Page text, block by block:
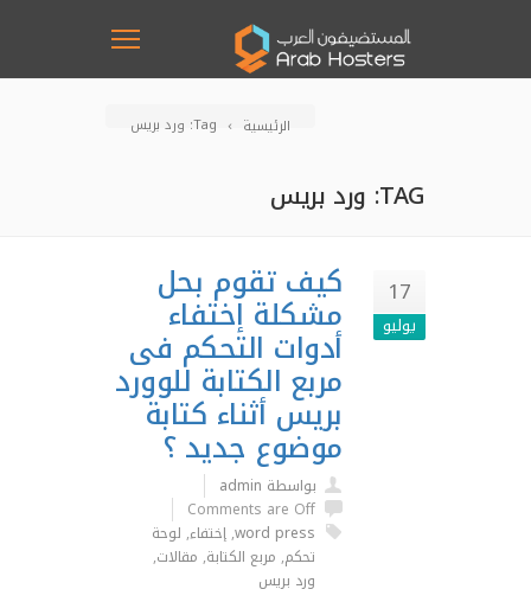
الرئيسية Tag: ورد بريس
TAG: ورد بريس
17
يوليو
كيف تقوم بحل
مشكلة إختفاء
أدوات التحكم فى
مربع الكتابة للوورد
بريس أثناء كتابة
موضوع جديد ؟
بواسطة admin
Comments are Off
word press
,إختفاء, لوحة
تحكم, مربع الكتابة, مقالات,
ورد بريس